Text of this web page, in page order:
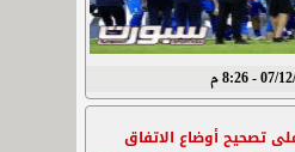
- 8:26 م
تصحيح أوضاع الاتفاق